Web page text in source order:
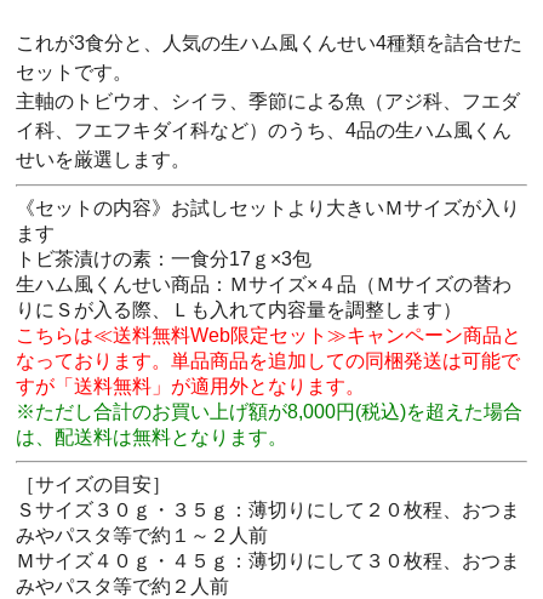
これが3食分と、人気の生ハム風くんせい4種類を詰合せた
セットです。
主軸のトビウオ、シイラ、季節による魚（アジ科、フエダ
イ科、フエフキダイ科など）のうち、4品の生ハム風くん
せいを厳選します。
《セットの内容》お試しセットより大きいＭサイズが入り
ます
トビ茶漬けの素：一食分17ｇ×3包
生ハム風くんせい商品：Ｍサイズ×４品（Ｍサイズの替わ
りにＳが入る際、Ｌも入れて内容量を調整します）
こちらは≪送料無料Web限定セット≫キャンペーン商品と
なっております。単品商品を追加しての同梱発送は可能で
すが「送料無料」が適用外となります。
※ただし合計のお買い上げ額が8,000円(税込)を超えた場合
は、配送料は無料となります。
［サイズの目安］
Ｓサイズ３０ｇ・３５ｇ：薄切りにして２０枚程、おつま
みやパスタ等で約１～２人前
Ｍサイズ４０ｇ・４５ｇ：薄切りにして３０枚程、おつま
みやパスタ等で約２人前